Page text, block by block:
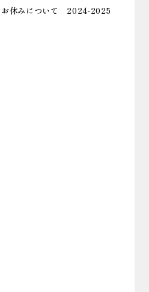
お休みについて 2024-2025